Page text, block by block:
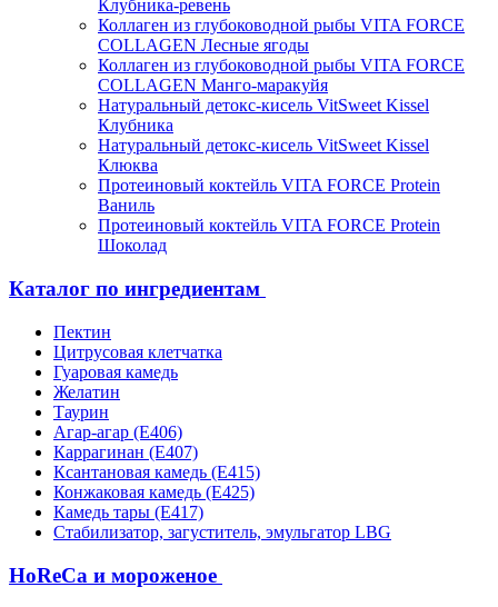
Клубника-ревень
Коллаген из глубоководной рыбы VITA FORCE
COLLAGEN Лесные ягоды
Коллаген из глубоководной рыбы VITA FORCE
COLLAGEN Манго-маракуйя
Натуральный детокс-кисель VitSweet Kissel
Клубника
Натуральный детокс-кисель VitSweet Kissel
Клюква
Протеиновый коктейль VITA FORCE Protein
Ваниль
Протеиновый коктейль VITA FORCE Protein
Шоколад
Каталог по ингредиентам
Пектин
Цитрусовая клетчатка
Гуаровая камедь
Желатин
Таурин
Агар-агар (Е406)
Каррагинан (Е407)
Ксантановая камедь (Е415)
Конжаковая камедь (Е425)
Камедь тары (Е417)
Стабилизатор, загуститель, эмульгатор LBG
HoReCa и мороженое